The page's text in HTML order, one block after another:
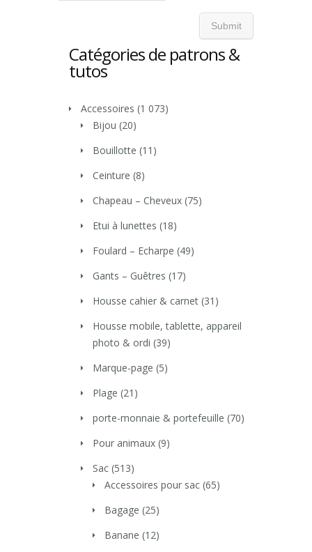
Catégories de patrons &
tutos
Accessoires (1 073)
Bijou (20)
Bouillotte (11)
Ceinture (8)
Chapeau – Cheveux (75)
Etui à lunettes (18)
Foulard – Echarpe (49)
Gants – Guêtres (17)
Housse cahier & carnet (31)
Housse mobile, tablette, appareil
photo & ordi (39)
Marque-page (5)
Plage (21)
porte-monnaie & portefeuille (70)
Pour animaux (9)
Sac (513)
Accessoires pour sac (65)
Bagage (25)
Banane (12)